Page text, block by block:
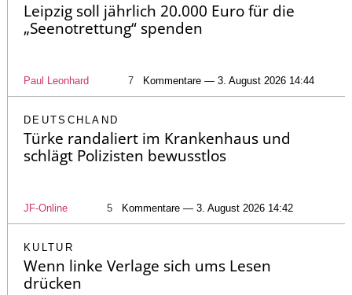
Leipzig soll jährlich 20.000 Euro für die
„Seenotrettung“ spenden
Paul Leonhard 7 Kommentare — 3. August 2026 14:44
DEUTSCHLAND
Türke randaliert im Krankenhaus und
schlägt Polizisten bewusstlos
JF-Online 5 Kommentare — 3. August 2026 14:42
KULTUR
Wenn linke Verlage sich ums Lesen
drücken